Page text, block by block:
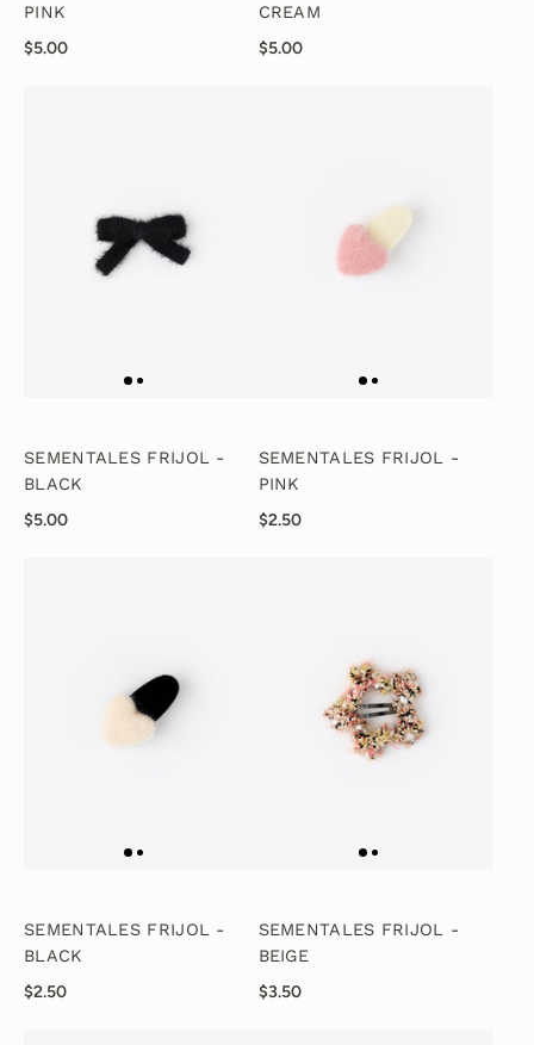
PINK
$5.00
CREAM
$5.00
SEMENTALES FRIJOL -
BLACK
$5.00
SEMENTALES FRIJOL -
PINK
$2.50
SEMENTALES FRIJOL -
BLACK
$2.50
SEMENTALES FRIJOL -
BEIGE
$3.50